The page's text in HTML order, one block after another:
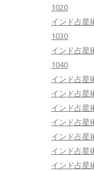
1020
インド占
1030
インド占
1040
インド占星
インド占星
インド占星
インド占星
インド占星
インド占星
インド占星